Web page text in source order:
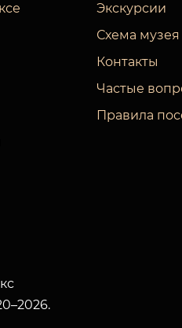
Экскурсии
Схема музея
Контакты
Частые
Правила